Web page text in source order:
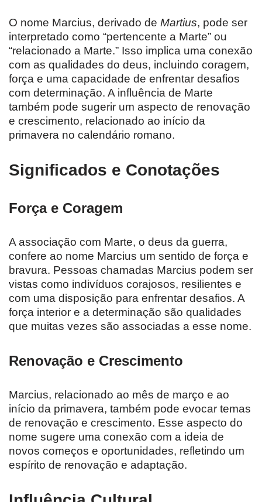
O nome Marcius, derivado de Martius, pode ser
interpretado como “pertencente a Marte” ou
“relacionado a Marte.” Isso implica uma conexão
com as qualidades do deus, incluindo coragem,
força e uma capacidade de enfrentar desafios
com determinação. A influência de Marte
também pode sugerir um aspecto de renovação
e crescimento, relacionado ao início da
primavera no calendário romano.
Significados e Conotações
Força e Coragem
A associação com Marte, o deus da guerra,
confere ao nome Marcius um sentido de força e
bravura. Pessoas chamadas Marcius podem ser
vistas como indivíduos corajosos, resilientes e
com uma disposição para enfrentar desafios. A
força interior e a determinação são qualidades
que muitas vezes são associadas a esse nome.
Renovação e Crescimento
Marcius, relacionado ao mês de março e ao
início da primavera, também pode evocar temas
de renovação e crescimento. Esse aspecto do
nome sugere uma conexão com a ideia de
novos começos e oportunidades, refletindo um
espírito de renovação e adaptação.